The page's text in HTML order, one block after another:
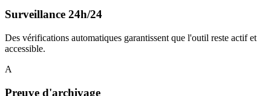
Surveillance 24h/24
Des vérifications automatiques garantissent que l'outil reste actif et
accessible.
A
Preuve d'archivage